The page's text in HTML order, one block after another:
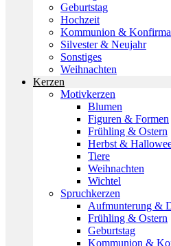
Geburtstag
Hochzeit
Kommunion &
Silvester & Neujahr
Sonstiges
Weihnachten
Kerzen
Motivkerzen
Blumen
Figuren & Formen
Frühling & Ostern
Herbst &
Tiere
Weihnachten
Wichtel
Spruchkerzen
Aufmunterung &
Frühling & Ostern
Geburtstag
Kommunion &